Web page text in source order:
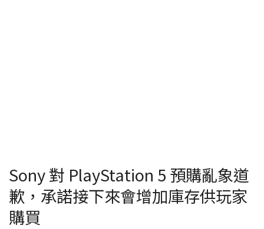
Sony 對 PlayStation 5 預購亂象道
歉，承諾接下來會增加庫存供玩家
購買